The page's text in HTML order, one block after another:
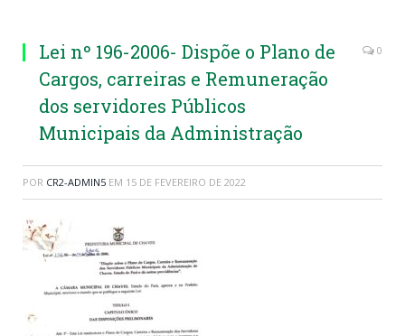
Lei nº 196-2006- Dispõe o Plano de
Cargos, carreiras e Remuneração
dos servidores Públicos
Municipais da Administração
0
POR CR2-ADMIN5 EM 15 DE FEVEREIRO DE 2022